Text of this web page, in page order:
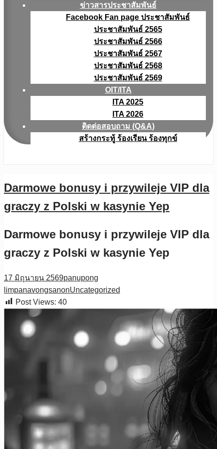
ข่าวสารประชาสัมพันธ์
Facebook Fan page ประชาสัมพันธ์
ประชาสัมพันธ์ 2565
ประชาสัมพันธ์ 2566
ประชาสัมพันธ์ 2567
ประชาสัมพันธ์ 2568
ประชาสัมพันธ์ 2569
OIT/ITA
ITA 2025
ITA 2026
ติดต่อสอบถาม (Q&A)
สร้างกระทู้ ร้องเรียน ร้องทุกข์
Darmowe bonusy i przywileje VIP dla
graczy z Polski w kasynie Yep
Darmowe bonusy i przywileje VIP dla
graczy z Polski w kasynie Yep
17 มิถุนายน 2569panupong
limpanavongsanonUncategorized
Post Views: 40